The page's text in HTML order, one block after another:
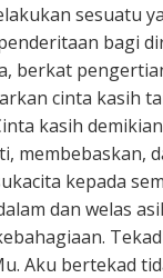
sesuatu
bagi
berkat
cinta kasih
kasih
membebaskan,
kepada
dan welas
Aku bertekad